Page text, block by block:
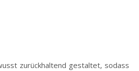
zurückhaltend gestaltet, sodass